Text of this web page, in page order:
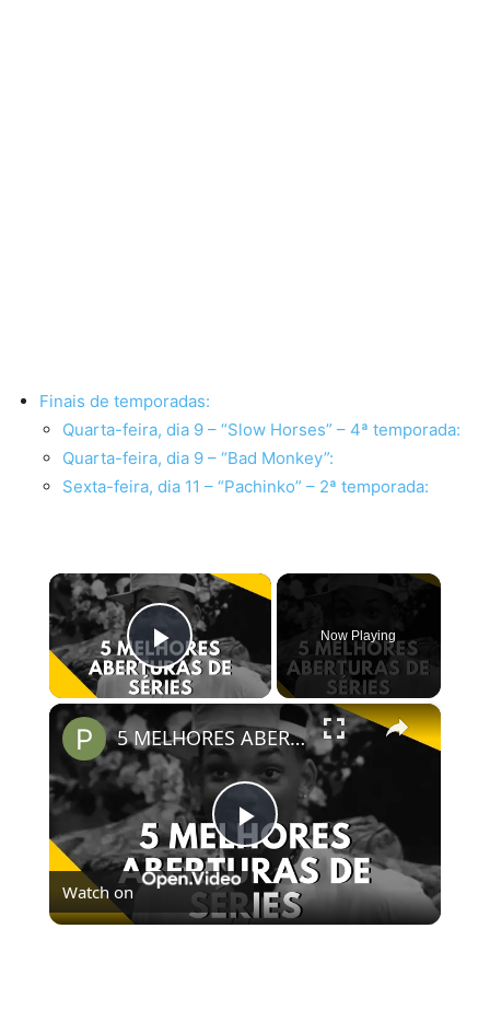
Finais de temporadas:
Quarta-feira, dia 9 – “Slow Horses” – 4ª temporada:
Quarta-feira, dia 9 – “Bad Monkey”:
Sexta-feira, dia 11 – “Pachinko” – 2ª temporada:
×
Play Video
Now Playing
×
Play
Video
5 MELHORES ABERTURAS DE SÉRIES | Pipocas Tv #13
Watch on